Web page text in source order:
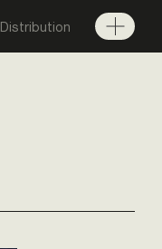
Distribution
Menu